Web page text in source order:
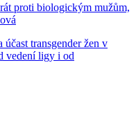
proti biologickým mužům,
transgender žen v
vedení ligy i od